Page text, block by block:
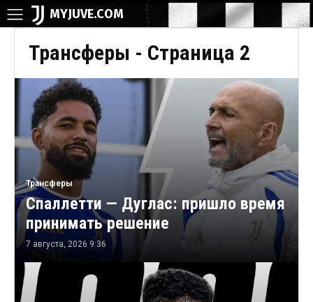
MYJUVE.COM
Трансферы - Страница 2
Трансферы
Спаллетти — Дуглас: пришло время
принимать решение
7 августа, 2026 9:36